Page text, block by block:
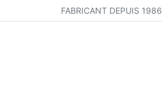
FABRICANT DEPUIS 1986